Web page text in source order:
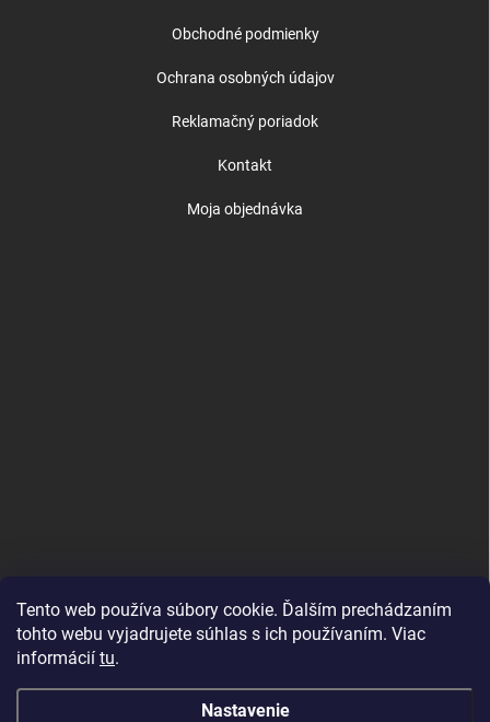
Tento web používa súbory cookie. Ďalším prechádzaním
tohto webu vyjadrujete súhlas s ich používaním. Viac
informácií tu.
Nastavenie
Obchodné podmienky
Ochrana osobných údajov
Reklamačný poriadok
Kontakt
Moja objednávka
Good E-shops have logic. SALELOGICS